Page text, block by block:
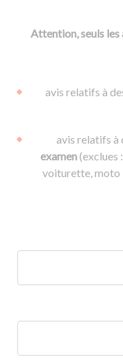
Attention, seuls
avis relatifs à
avis relatifs à
examen(exclues
voiturette, moto